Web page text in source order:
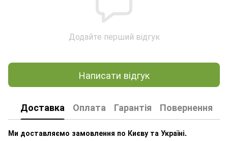
Додайте перший відгук
Написати відгук
Доставка Оплата Гарантія Повернення
Ми доставляємо замовлення по Києву та Україні.